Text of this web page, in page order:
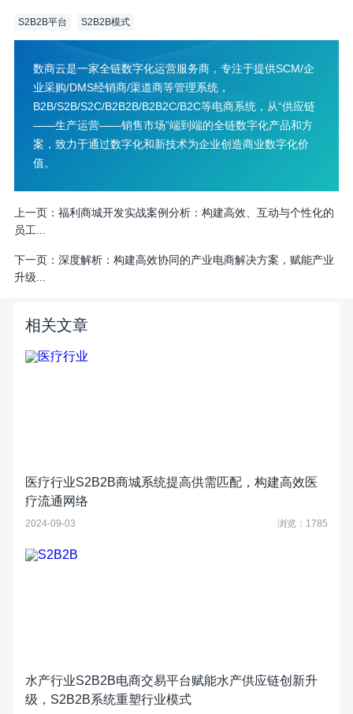
S2B2B平台 S2B2B模式
数商云是一家全链数字化运营服务商，专注于提供SCM/企
业采购/DMS经销商/渠道商等管理系统，
B2B/S2B/S2C/B2B2B/B2B2C/B2C等电商系统，从“供应链
——生产运营——销售市场”端到端的全链数字化产品和方
案，致力于通过数字化和新技术为企业创造商业数字化价
值。
上一页： 福利商城开发实战案例分析：构建高效、互动与个性化的
员工...
下一页： 深度解析：构建高效协同的产业电商解决方案，赋能产业
升级...
相关文章
医疗行业S2B2B商城系统提高供需匹配，构建高效医
疗流通网络
2024-09-03 浏览：1785
水产行业S2B2B电商交易平台赋能水产供应链创新升
级，S2B2B系统重塑行业模式